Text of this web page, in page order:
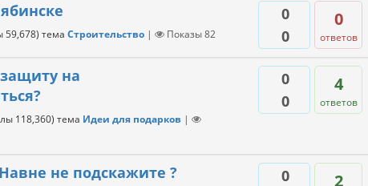
0
0
0
ответов
59,678) тема Строительство | Показы82
0
0
4
ответов
на
118,360) тема Идеи для подарков |
0
2
не подскажите ?